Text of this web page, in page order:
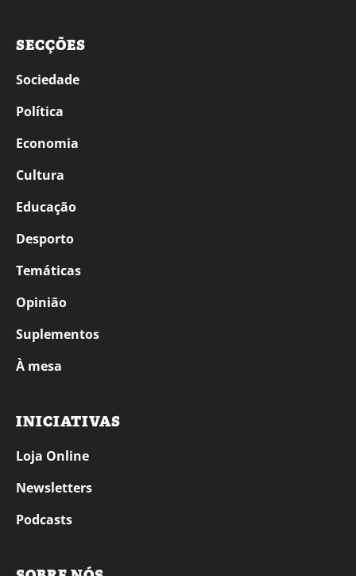
SECÇÕES
Sociedade
Política
Economia
Cultura
Educação
Desporto
Temáticas
Opinião
Suplementos
À mesa
INICIATIVAS
Loja Online
Newsletters
Podcasts